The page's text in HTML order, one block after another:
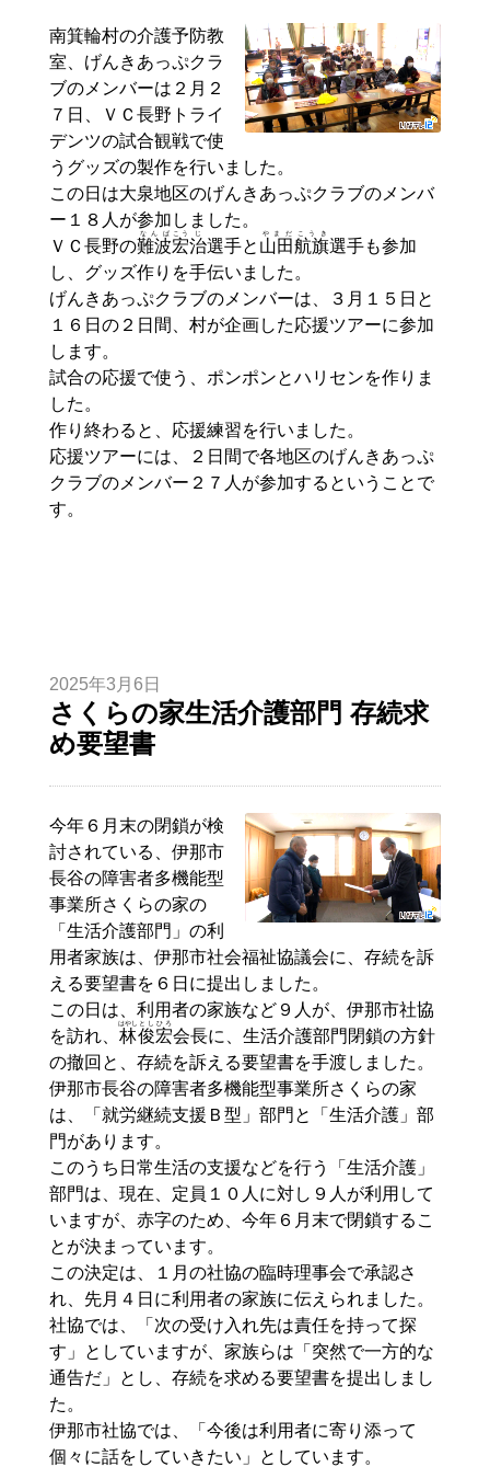
南箕輪村の介護予防教
室、げんきあっぷクラ
ブのメンバーは２月２
７日、ＶＣ長野トライ
デンツの試合観戦で使
うグッズの製作を行いました。
この日は大泉地区のげんきあっぷクラブのメンバ
ー１８人が参加しました。
ＶＣ長野の難波
なんば
宏
こう
治
じ
選手と 山田
やまだ
航旗
こうき
選手も参加
し、グッズ作りを手伝いました。
げんきあっぷクラブのメンバーは、３月１５日と
１６日の２日間、村が企画した応援ツアーに参加
します。
試合の応援で使う、ポンポンとハリセンを作りま
した。
作り終わると、応援練習を行いました。
応援ツアーには、２日間で各地区のげんきあっぷ
クラブのメンバー２７人が参加するということで
す。
2025年3月6日
さくらの家生活介護部門 存続求
め要望書
今年６月末の閉鎖が検
討されている、伊那市
長谷の障害者多機能型
事業所さくらの家の
「生活介護部門」の利
用者家族は、伊那市社会福祉協議会に、存続を訴
える要望書を６日に提出しました。
この日は、利用者の家族など９人が、伊那市社協
を訪れ、林
はやし
俊
とし
宏
ひろ
会長に、生活介護部門閉鎖の方針
の撤回と、存続を訴える要望書を手渡しました。
伊那市長谷の障害者多機能型事業所さくらの家
は、「就労継続支援Ｂ型」部門と「生活介護」部
門があります。
このうち日常生活の支援などを行う「生活介護」
部門は、現在、定員１０人に対し９人が利用して
いますが、赤字のため、今年６月末で閉鎖するこ
とが決まっています。
この決定は、１月の社協の臨時理事会で承認さ
れ、先月４日に利用者の家族に伝えられました。
社協では、「次の受け入れ先は責任を持って探
す」としていますが、家族らは「突然で一方的な
通告だ」とし、存続を求める要望書を提出しまし
た。
伊那市社協では、「今後は利用者に寄り添って
個々に話をしていきたい」としています。